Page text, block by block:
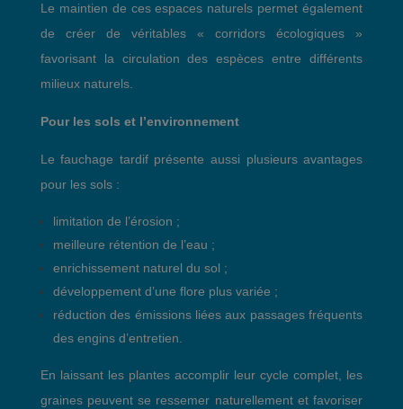
Le maintien de ces espaces naturels permet également
de créer de véritables « corridors écologiques »
favorisant la circulation des espèces entre différents
milieux naturels.
Pour les sols et l’environnement
Le fauchage tardif présente aussi plusieurs avantages
pour les sols :
limitation de l’érosion ;
meilleure rétention de l’eau ;
enrichissement naturel du sol ;
développement d’une flore plus variée ;
réduction des émissions liées aux passages fréquents
des engins d’entretien.
En laissant les plantes accomplir leur cycle complet, les
graines peuvent se ressemer naturellement et favoriser